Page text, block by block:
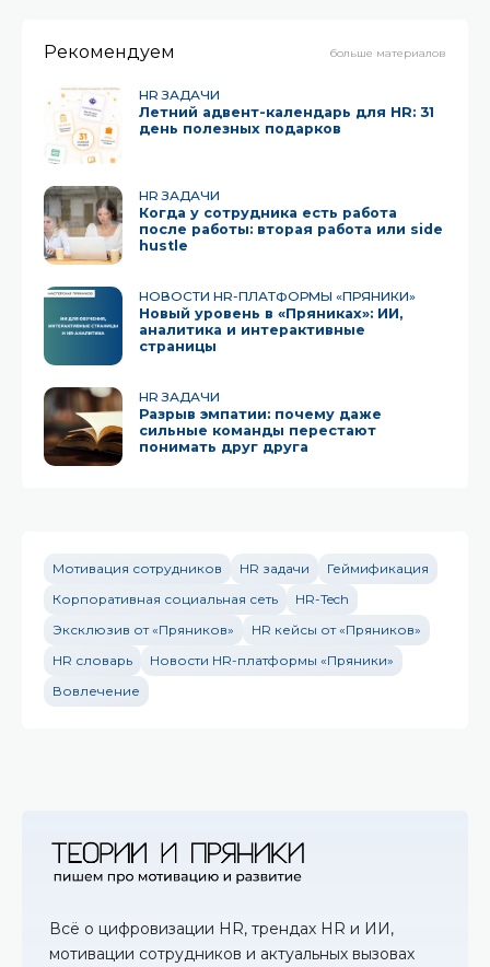
Рекомендуем больше материалов
HR ЗАДАЧИ
Летний адвент-календарь для HR: 31
день полезных подарков
HR ЗАДАЧИ
Когда у сотрудника есть работа
после работы: вторая работа или side
hustle
НОВОСТИ HR-ПЛАТФОРМЫ «ПРЯНИКИ»
Новый уровень в «Пряниках»: ИИ,
аналитика и интерактивные
страницы
HR ЗАДАЧИ
Разрыв эмпатии: почему даже
сильные команды перестают
понимать друг друга
Мотивация сотрудников HR задачи
Геймификация
Корпоративная социальная сеть
HR-Tech
Эксклюзив от «Пряников»
HR кейсы от «Пряников»
HR словарь
Новости HR-платформы «Пряники»
Вовлечение
Всё о цифровизации HR, трендах HR и ИИ,
мотивации сотрудников и актуальных вызовах